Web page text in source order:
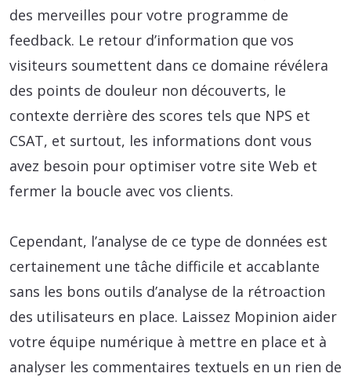
des merveilles pour votre programme de
feedback. Le retour d’information que vos
visiteurs soumettent dans ce domaine révélera
des points de douleur non découverts, le
contexte derrière des scores tels que NPS et
CSAT, et surtout, les informations dont vous
avez besoin pour optimiser votre site Web et
fermer la boucle avec vos clients.
Cependant, l’analyse de ce type de données est
certainement une tâche difficile et accablante
sans les bons outils d’analyse de la rétroaction
des utilisateurs en place. Laissez Mopinion aider
votre équipe numérique à mettre en place et à
analyser les commentaires textuels en un rien de